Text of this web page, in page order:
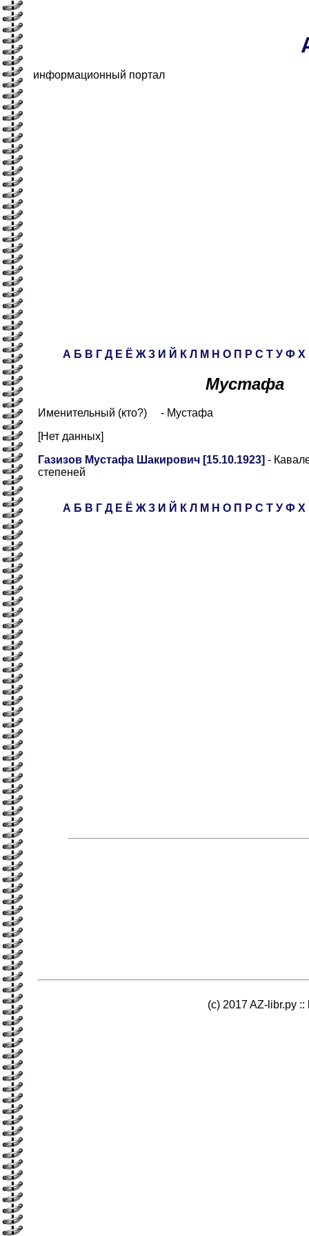
информационный портал
А Б В Г Д Е Ё Ж З И Й К Л М Н О П Р С Т У Ф Х
Мустафа
Именительный (кто?) - Мустафа
[Нет данных]
Газизов Мустафа Шакирович [15.10.1923] -
степеней
А Б В Г Д Е Ё Ж З И Й К Л М Н О П Р С Т У Ф Х
(c) 2017 AZ-libr.ру ::